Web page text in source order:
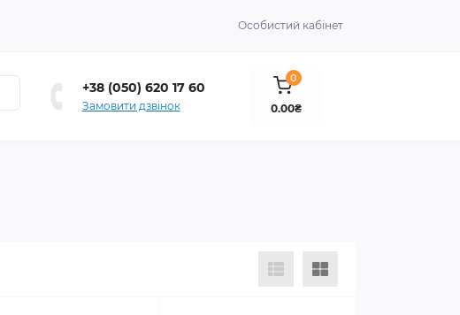
Особистий кабінет
+38 (050) 620 17 60
Замовити дзвінок
0
0.00₴